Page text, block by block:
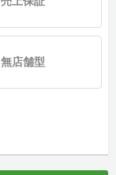
無店舗型